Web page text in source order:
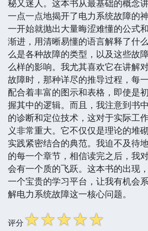
秘又迷人。这本书从最基础的概念
一点一点地揭开了电力系统故障的
一开始就抛出大量晦涩难懂的公式
渐进，用清晰易懂的语言解释了什
么是各种故障的类型，以及这些故
么样的影响。我尤其喜欢它在讲解
故障时，那种详尽的推导过程，每
配合着丰富的图示和表格，即使是
握其中的逻辑。而且，我注意到书
的诊断和定位技术，这对于实际工
义非常重大。它不仅仅是理论的堆
实践紧密结合的典范。我迫不及待
的每一个章节，相信读完之后，我
会有一个质的飞跃。这本书的出现
一个宝贵的学习平台，让我有机会
解电力系统故障这一核心问题。
评分☆☆☆☆☆